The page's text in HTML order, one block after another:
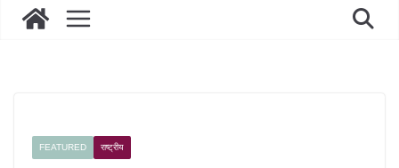
FEATURED राष्ट्रीय